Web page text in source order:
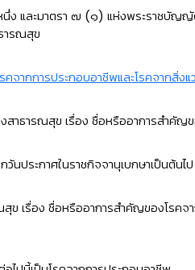
นึ่ง และมาตรา ๗ (๑) แห่งพระราชบัญ
ารณสุข
คจากการประกอบอาชีพและโรคจากสิ่ง
งสาธารณสุข เรื่อง ชื่อหรืออาการสำคั
นประกาศในราชกิจจานุเบกษาเป็นต้นไป
สุข เรื่อง ชื่อหรืออาการสำคัญของโร